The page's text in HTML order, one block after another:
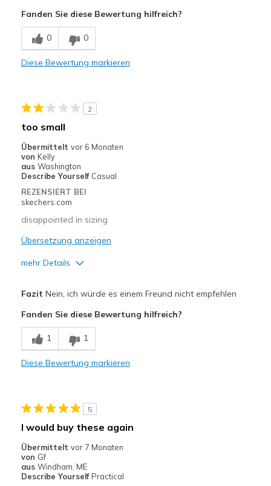
Comfortable
Stylish
View On Shoes
Shoes are for Wearing
Fanden Sie diese Bewertung hilfreich?
0 0
Diese Bewertung markieren
2
too small
Übermittelt vor 6 Monaten
von Kelly
aus Washington
Describe Yourself Casual
REZENSIERT BEI
skechers.com
disappointed in sizing
Übersetzung anzeigen
mehr Details
Sizing
View On Shoes
Fazit Nein, ich würde es einem Freund nicht empfehlen
Fanden Sie diese Bewertung hilfreich?
1 1
Diese Bewertung markieren
5
I would buy these again
Übermittelt vor 7 Monaten
von Gf
aus Windham, ME
Describe Yourself Practical